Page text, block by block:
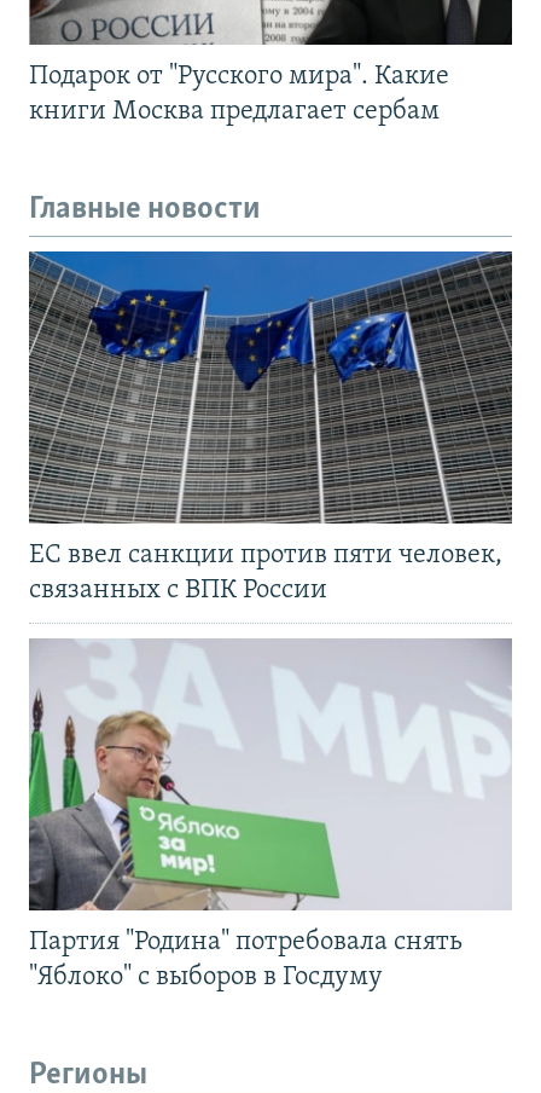
Подарок от "Русского мира". Какие
книги Москва предлагает сербам
Главные новости
ЕС ввел санкции против пяти человек,
связанных с ВПК России
Партия "Родина" потребовала снять
"Яблоко" с выборов в Госдуму
Регионы